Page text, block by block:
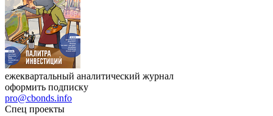
ежеквартальный аналитический журнал
оформить подписку
pro@cbonds.info
Спец проекты